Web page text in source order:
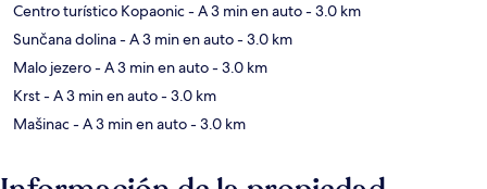
Centro turístico Kopaonic- A 3 min en auto- 3.0 km
Sunčana dolina- A 3 min en auto- 3.0 km
Malo jezero- A 3 min en auto- 3.0 km
Krst- A 3 min en auto- 3.0 km
Mašinac- A 3 min en auto- 3.0 km